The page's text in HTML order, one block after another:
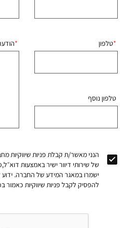
טלפון
טלפון נוסף
הנני מאשר/ת קבלת פניות שיווקיות
ישמרו במאגר המידע של החברה. ידוע
להפסיק לקבל פניות שיווקיות כאמור